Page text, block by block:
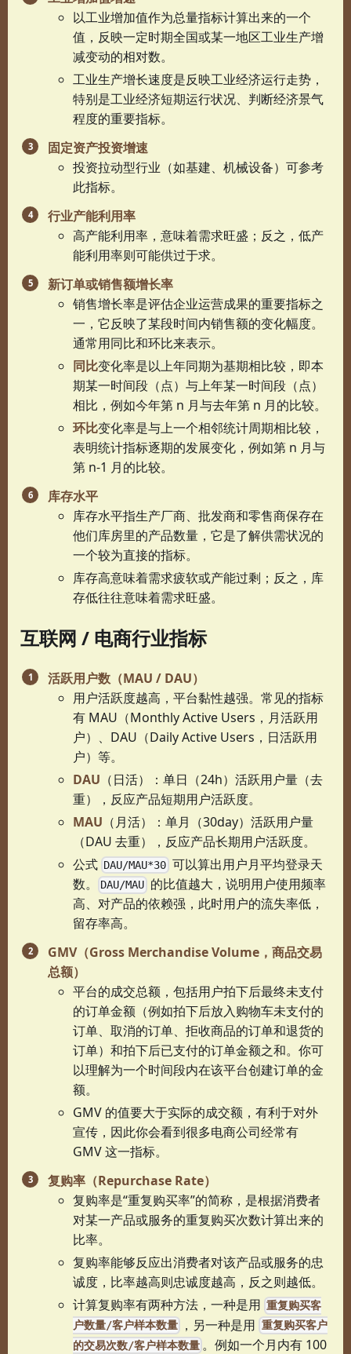
以工业增加值作为总量指标计算出来的一个
值，反映一定时期全国或某一地区工业生产增
减变动的相对数。
工业生产增长速度是反映工业经济运行走势，
特别是工业经济短期运行状况、判断经济景气
程度的重要指标。
固定资产投资增速
投资拉动型行业（如基建、机械设备）可参考
此指标。
行业产能利用率
高产能利用率，意味着需求旺盛；反之，低产
能利用率则可能供过于求。
新订单或销售额增长率
销售增长率是评估企业运营成果的重要指标之
一，它反映了某段时间内销售额的变化幅度。
通常用同比和环比来表示。
同比变化率是以上年同期为基期相比较，即本
期某一时间段（点）与上年某一时间段（点）
相比，例如今年第 n 月与去年第 n 月的比较。
环比变化率是与上一个相邻统计周期相比较，
表明统计指标逐期的发展变化，例如第 n 月与
第 n-1 月的比较。
库存水平
库存水平指生产厂商、批发商和零售商保存在
他们库房里的产品数量，它是了解供需状况的
一个较为直接的指标。
库存高意味着需求疲软或产能过剩；反之，库
存低往往意味着需求旺盛。
互联网 / 电商行业指标
活跃用户数（MAU / DAU）
用户活跃度越高，平台黏性越强。常见的指标
有 MAU（Monthly Active Users，月活跃用
户）、DAU（Daily Active Users，日活跃用
户）等。
DAU （日活）：单日（24h）活跃用户量（去
重），反应产品短期用户活跃度。
MAU （月活）：单月（30day）活跃用户量
（DAU 去重），反应产品长期用户活跃度。
公式 DAU/MAU*30 可以算出用户月平均登录天
数。 DAU/MAU 的比值越大，说明用户使用频率
高、对产品的依赖强，此时用户的流失率低，
留存率高。
GMV（Gross Merchandise Volume，商品交易
总额）
平台的成交总额，包括用户拍下后最终未支付
的订单金额（例如拍下后放入购物车未支付的
订单、取消的订单、拒收商品的订单和退货的
订单）和拍下后已支付的订单金额之和。你可
以理解为一个时间段内在该平台创建订单的金
额。
GMV 的值要大于实际的成交额，有利于对外
宣传，因此你会看到很多电商公司经常有
GMV 这一指标。
复购率（Repurchase Rate）
复购率是“重复购买率”的简称，是根据消费者
对某一产品或服务的重复购买次数计算出来的
比率。
复购率能够反应出消费者对该产品或服务的忠
诚度，比率越高则忠诚度越高，反之则越低。
计算复购率有两种方法，一种是用重复购买客
户数量/客户样本数量
，另一种是用 重复购买客户
的交易次数/客户样本数量 。例如一个月内有 100